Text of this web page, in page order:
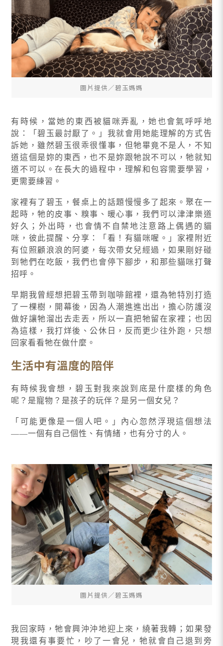
圖片提供∕碧玉媽媽
有時候，當她的東西被貓咪弄亂，她也會氣呼呼地
說：「碧玉最討厭了。」我就會用她能理解的方式告
訴她，雖然碧玉很乖很懂事，但牠畢竟不是人，不知
道這個是妳的東西，也不是妳跟牠說不可以，牠就知
道不可以。在長大的過程中，理解和包容需要學習，
更需要練習。
家裡有了碧玉，餐桌上的話題慢慢多了起來。聚在一
起時，牠的皮事、糗事、暖心事，我們可以津津樂道
好久；外出時，也會情不自禁地注意路上偶遇的貓
咪，彼此提醒、分享：「看！有貓咪喔。」家裡附近
有位照顧浪浪的阿婆，每次帶女兒經過，如果剛好碰
到牠們在吃飯，我們也會停下腳步，和那些貓咪打聲
招呼。
早期我曾經想把碧玉帶到咖啡館裡，還為牠特別打造
了一棵樹，開幕後，因為人潮進進出出，擔心防護沒
做好讓牠溜出去走丟，所以一直把牠留在家裡；也因
為這樣，我打烊後、公休日，反而更少往外跑，只想
回家看看牠在做什麼。
生活中有溫度的陪伴
有時候我會想，碧玉對我來說到底是什麼樣的角色
呢？是寵物？是孩子的玩伴？是另一個女兒？
「可能更像是一個人吧。」內心忽然浮現這個想法
——一個有自己個性、有情緒，也有分寸的人。
圖片提供∕碧玉媽媽
我回家時，牠會興沖沖地迎上來，繞著我轉；如果發
現我還有事要忙，吵了一會兒，牠就會自己退到旁